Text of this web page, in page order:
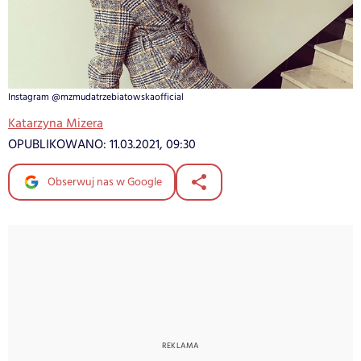
Instagram @mzmudatrzebiatowskaofficial
Katarzyna Mizera
OPUBLIKOWANO: 11.03.2021, 09:30
Obserwuj nas w Google